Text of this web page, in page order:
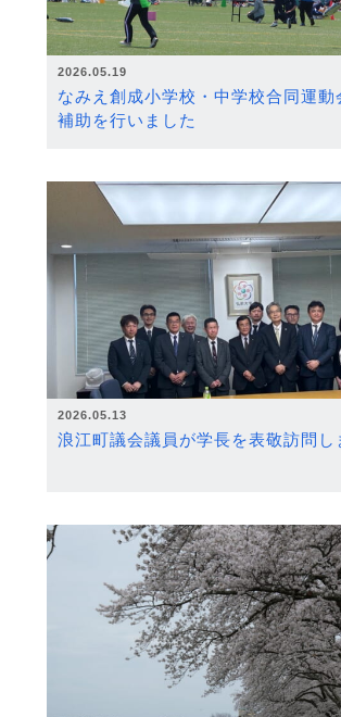
2026.05.19
なみえ創成小学校・中学校合同運動
補助を行いました
2026.05.13
浪江町議会議員が学長を表敬訪問し